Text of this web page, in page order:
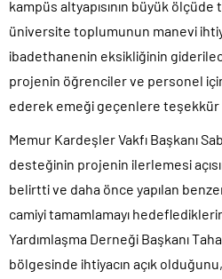
kampüs altyapısının büyük ölçüde
üniversite toplumunun manevi
ibadethanenin eksikliğinin
projenin öğrenciler ve personel
ederek emeği geçenlere teşekkür
Memur Kardeşler Vakfı Başkanı
desteğinin projenin ilerlemesi
belirtti ve daha önce yapılan
camiyi tamamlamayı
Yardımlaşma Derneği Başkanı
bölgesinde ihtiyacın açık